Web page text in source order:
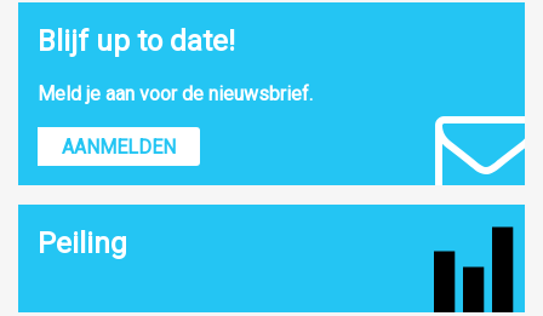
Blijf up to date!
Meld je aan voor de nieuwsbrief.
AANMELDEN
Peiling